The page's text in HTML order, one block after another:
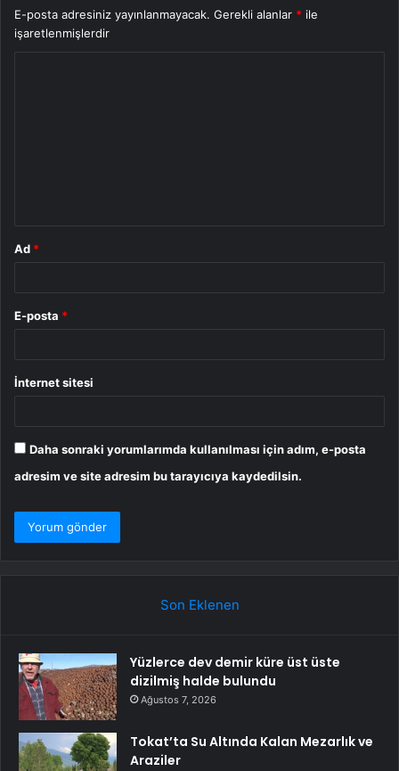
E-posta adresiniz yayınlanmayacak. Gerekli alanlar * ile
işaretlenmişlerdir
Ad *
E-posta *
İnternet sitesi
Daha sonraki yorumlarımda kullanılması için adım, e-posta
adresim ve site adresim bu tarayıcıya kaydedilsin.
Son Eklenen
Yüzlerce dev demir küre üst üste
dizilmiş halde bulundu
Ağustos 7, 2026
Tokat’ta Su Altında Kalan Mezarlık ve
Araziler